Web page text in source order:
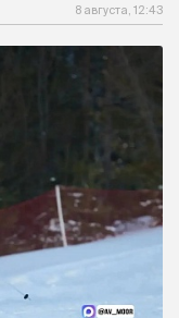
8 августа, 12:43